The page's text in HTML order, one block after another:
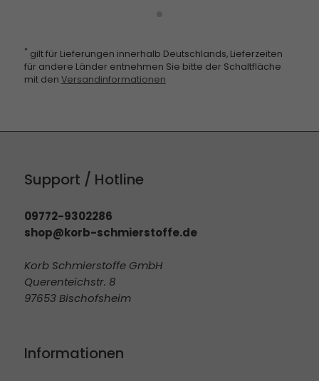
* gilt für Lieferungen innerhalb Deutschlands, Lieferzeiten
für andere Länder entnehmen Sie bitte der Schaltfläche
mit den Versandinformationen
Support / Hotline
09772-9302286
shop@korb-schmierstoffe.de
Korb Schmierstoffe GmbH
Querenteichstr. 8
97653 Bischofsheim
Informationen